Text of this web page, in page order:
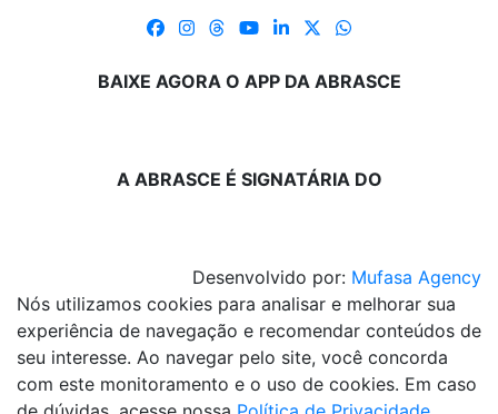
BAIXE AGORA O APP DA ABRASCE
A ABRASCE É SIGNATÁRIA DO
Desenvolvido por: Mufasa Agency
Nós utilizamos cookies para analisar e melhorar sua
experiência de navegação e recomendar conteúdos de
seu interesse. Ao navegar pelo site, você concorda
com este monitoramento e o uso de cookies. Em caso